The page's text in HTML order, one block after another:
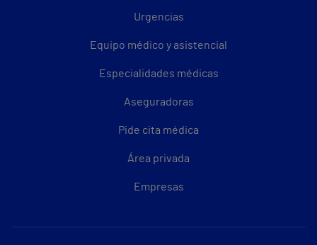
Urgencias
Equipo médico y asistencial
Especialidades médicas
Aseguradoras
Pide cita médica
Área privada
Empresas